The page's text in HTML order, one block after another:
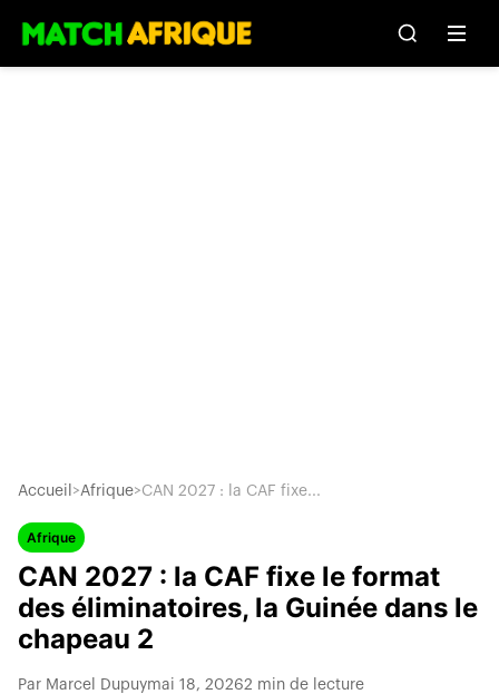
Accueil >Afrique>CAN 2027 : la CAF fixe...
Afrique
CAN 2027 : la CAF fixe le format
des éliminatoires, la Guinée dans le
chapeau 2
Par Marcel Dupuymai 18, 20262 min de lecture